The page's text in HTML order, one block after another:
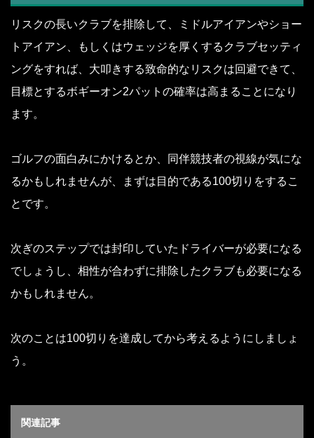
リスクの長いクラブを排除して、ミドルアイアンやショー
トアイアン、もしくはウェッジを厚くするクラブセッティ
ングをすれば、大叩きする致命的なリスクは回避できて、
目標とするボギーオン2パットの確率は高まることになり
ます。
ゴルフの面白みにかけるとか、同伴競技者の視線が気にな
るかもしれませんが、まずは目的である100切りをするこ
とです。
次ぎのステップでは封印していたドライバーが必要になる
でしょうし、相性が合わずに排除したクラブも必要になる
かもしれません。
次のことは100切りを達成してから考えるようにしましょ
う。
関連記事